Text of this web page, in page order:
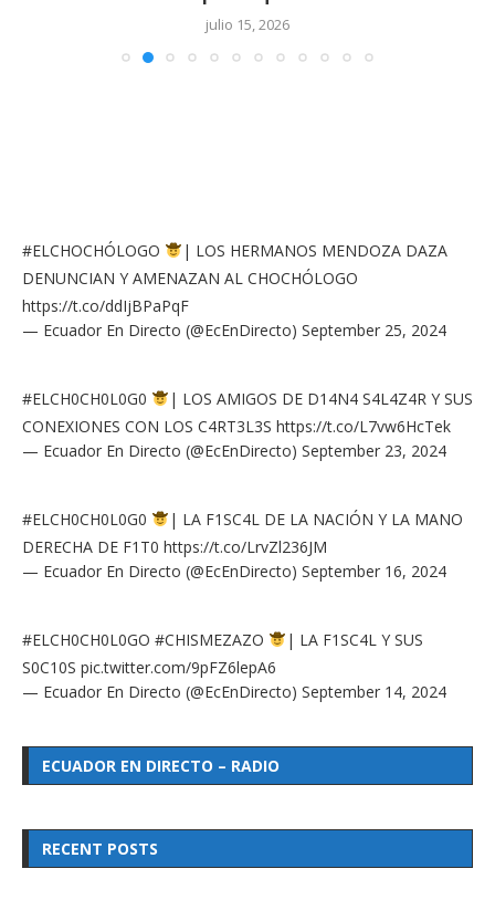
julio 15, 2026
#ELCHOCHÓLOGO
| LOS HERMANOS MENDOZA DAZA
DENUNCIAN Y AMENAZAN AL CHOCHÓLOGO
https://t.co/ddIjBPaPqF
— Ecuador En Directo (@EcEnDirecto) September 25, 2024
#ELCH0CH0L0G0
| LOS AMIGOS DE D14N4 S4L4Z4R Y SUS
CONEXIONES CON LOS C4RT3L3S https://t.co/L7vw6HcTek
— Ecuador En Directo (@EcEnDirecto) September 23, 2024
#ELCH0CH0L0G0
| LA F1SC4L DE LA NACIÓN Y LA MANO
DERECHA DE F1T0 https://t.co/LrvZl236JM
— Ecuador En Directo (@EcEnDirecto) September 16, 2024
#ELCH0CH0L0GO #CHISMEZAZO
| LA F1SC4L Y SUS
S0C10S pic.twitter.com/9pFZ6lepA6
— Ecuador En Directo (@EcEnDirecto) September 14, 2024
ECUADOR EN DIRECTO – RADIO
RECENT POSTS